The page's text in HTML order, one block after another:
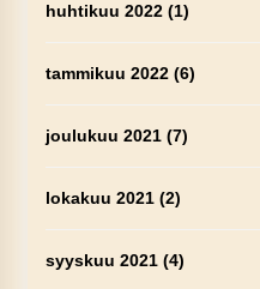
huhtikuu 2022(1)
tammikuu 2022(6)
joulukuu 2021(7)
lokakuu 2021(2)
syyskuu 2021(4)